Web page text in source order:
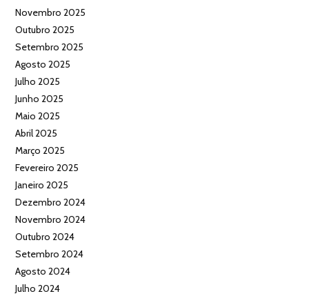
Novembro 2025
Outubro 2025
Setembro 2025
Agosto 2025
Julho 2025
Junho 2025
Maio 2025
Abril 2025
Março 2025
Fevereiro 2025
Janeiro 2025
Dezembro 2024
Novembro 2024
Outubro 2024
Setembro 2024
Agosto 2024
Julho 2024